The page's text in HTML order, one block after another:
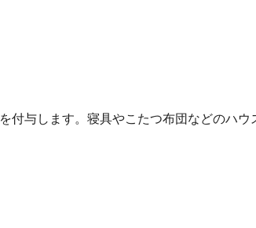
付与します。寝具やこたつ布団などのハ